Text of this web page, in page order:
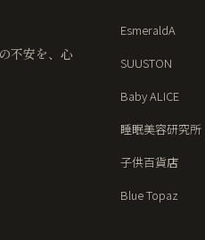
不安を、心
EsmeraldA
SUUSTON
Baby ALICE
睡眠美容研究所
子供百貨店
Blue Topaz